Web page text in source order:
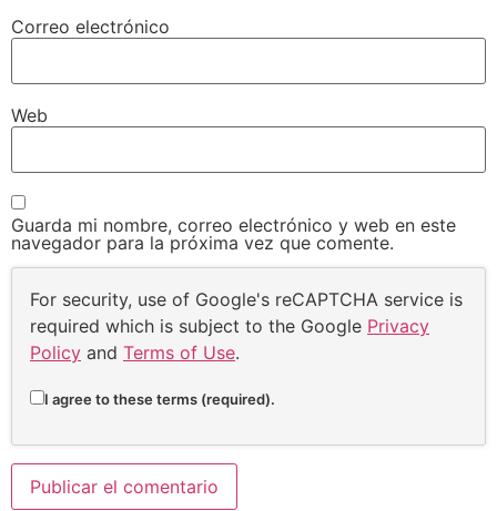
Correo electrónico
Web
Guarda mi nombre, correo electrónico y web en este
navegador para la próxima vez que comente.
For security, use of Google's reCAPTCHA service is
required which is subject to the Google Privacy
Policy and Terms of Use.
I agree to these terms (required).